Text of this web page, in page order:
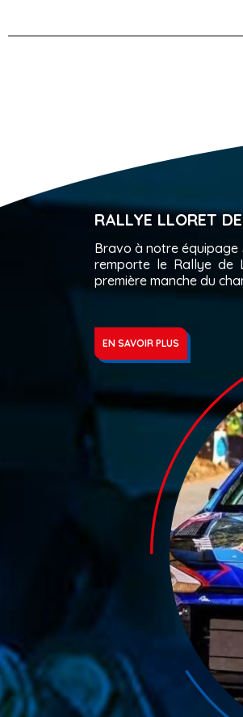
RALLYE LLORET
Bravo à notre équipage
remporte le Rallye de
première manche du
EN SAVOIR PLUS